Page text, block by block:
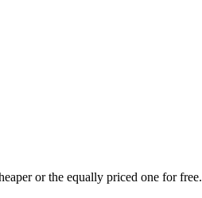
or the equally priced one for free.